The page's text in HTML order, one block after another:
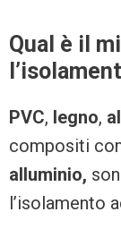
Qual è il
PVC, legno,
compositi
alluminio,
l’isolamento